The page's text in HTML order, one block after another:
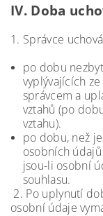
IV. Doba
1. Správce
po dobu
vyplývajících
správcem a
vztahů (po
vztahu).
po dobu, než
osobních
jsou-li osobní
souhlasu.
2. Po uplynutí
osobní údaje